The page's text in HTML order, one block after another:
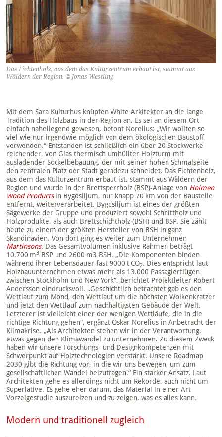
Das Fichtenholz, aus dem das Kulturzentrum erbaut ist, stammt aus
Wäldern der Region. © Jonas Westling
Mit dem Sara Kulturhus knüpfen White Arkitekter an die lange
Tradition des Holzbaus in der Region an. Es sei an diesem Ort
einfach naheliegend gewesen, betont Norelius: „Wir wollten so
viel wie nur irgendwie möglich von dem ökologischen Baustoff
verwenden.“ Entstanden ist schließlich ein über 20 Stockwerke
reichender, von Glas thermisch umhüllter Holzturm mit
ausladender Sockelbebauung, der mit seiner hohen Schmalseite
den zentralen Platz der Stadt geradezu schneidet. Das Fichtenholz,
aus dem das Kulturzentrum erbaut ist, stammt aus Wäldern der
Region und wurde in der Brettsperrholz (BSP)-Anlage von Holmen
Wood Productsin Bygdsiljum, nur knapp 70 km von der Baustelle
entfernt, weiterverarbeitet. Bygdsiljum ist eines der größten
Sägewerke der Gruppe und produziert sowohl Schnittholz und
Holzprodukte, als auch Brettschichtholz (BSH) und BSP. Sie zählt
heute zu einem der größten Hersteller von BSH in ganz
Skandinavien. Von dort ging es weiter zum Unternehmen
Martinsons. Das Gesamtvolumen inklusive Rahmen beträgt
10.700 m3BSP und 2600 m3 BSH. „Die Komponenten binden
während ihrer Lebensdauer fast 9000 t CO2. Dies entspricht laut
Holzbauunternehmen etwas mehr als 13.000 Passagierflügen
zwischen Stockholm und New York“, berichtet Projektleiter Robert
Andersson eindrucksvoll. „Geschichtlich betrachtet gab es den
Wettlauf zum Mond, den Wettlauf um die höchsten Wolkenkratzer
und jetzt den Wettlauf zum nachhaltigsten Gebäude der Welt.
Letzterer ist vielleicht einer der wenigen Wettläufe, die in die
richtige Richtung gehen“, ergänzt Oskar Norelius in Anbetracht der
Klimakrise. „Als Architekten stehen wir in der Verantwortung,
etwas gegen den Klimawandel zu unternehmen. Zu diesem Zweck
haben wir unsere Forschungs- und Designkompetenzen mit
Schwerpunkt auf Holztechnologien verstärkt. Unsere Roadmap
2030 gibt die Richtung vor, in die wir uns bewegen, um zum
gesellschaftlichen Wandel beizutragen.“ Ein starker Ansatz. Laut
Architekten gehe es allerdings nicht um Rekorde, auch nicht um
Superlative. Es gehe eher darum, das Material in einer Art
Vorzeigestudie auszureizen und zu zeigen, was es alles kann.
Modern und traditionell zugleich